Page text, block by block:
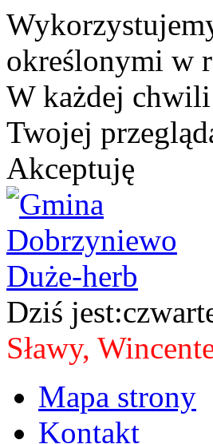
określonymi w
W każdej chwili
Twojej
Akceptuję
Dziś
Sławy,
Mapa strony
Kontakt